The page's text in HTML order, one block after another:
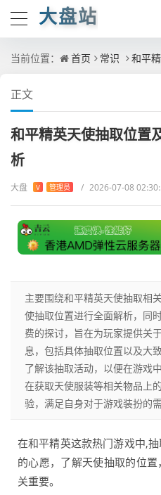
大盘站
当前位置： 首页 常识 和平精
正文
和平精英天使抽取位置
析
大盘 V 管理员 / 2026-07-08
主要围绕和平精英天使抽取相
使抽取位置进行全面解析，同
费的探讨，旨在为玩家提供关
息，包括具体抽取位置以及大
了解该抽取活动，以便在游戏
在获取天使服装等相关物品上
验，满足自身对于游戏装扮的需
在和平精英这款热门游戏中,
的心愿，了解天使抽取的位
关重要。